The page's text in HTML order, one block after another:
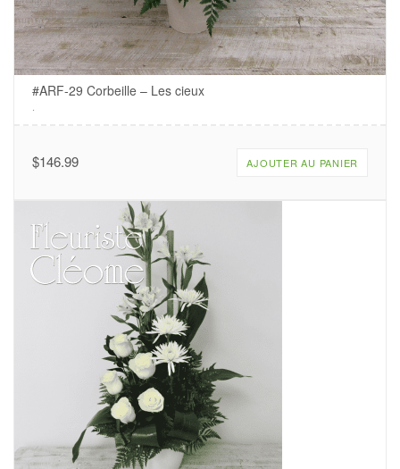
#ARF-29 Corbeille – Les cieux
$146.99 AJOUTER AU PANIER